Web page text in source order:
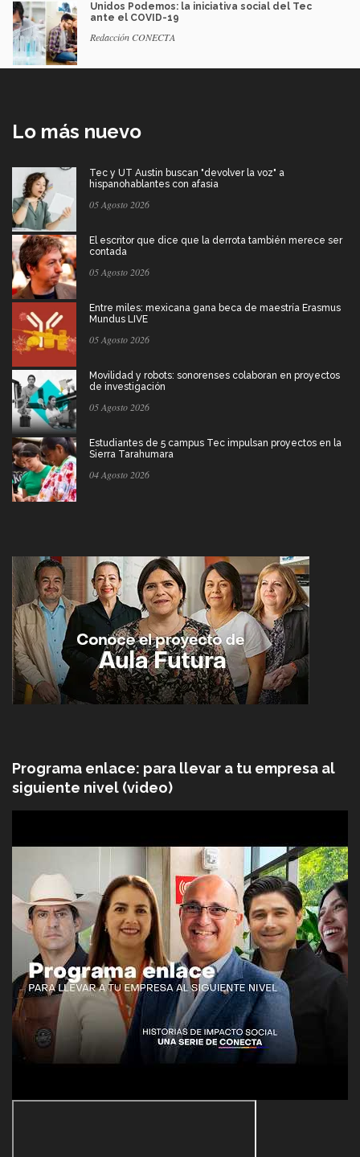
Unidos Podemos: la iniciativa social del Tec
ante el COVID-19
Redacción CONECTA
Lo más nuevo
Tec y UT Austin buscan "devolver la voz" a
hispanohablantes con afasia
05 Agosto 2026
El escritor que dice que la derrota también merece ser
contada
05 Agosto 2026
Entre miles: mexicana gana beca de maestría Erasmus
Mundus LIVE
05 Agosto 2026
Movilidad y robots: sonorenses colaboran en proyectos
de investigación
05 Agosto 2026
Estudiantes de 5 campus Tec impulsan proyectos en la
Sierra Tarahumara
04 Agosto 2026
Programa enlace: para llevar a tu empresa al
siguiente nivel (video)